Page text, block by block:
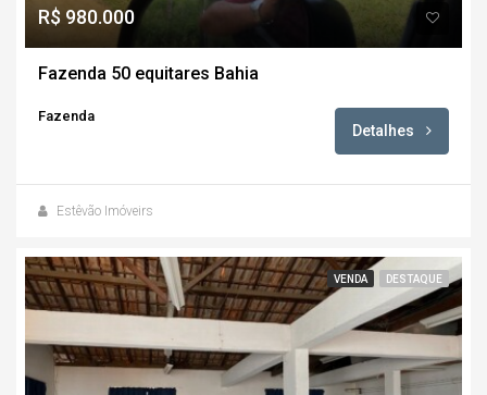
R$ 980.000
Fazenda 50 equitares Bahia
Fazenda
Detalhes
Estêvão Imóveirs
VENDA DESTAQUE